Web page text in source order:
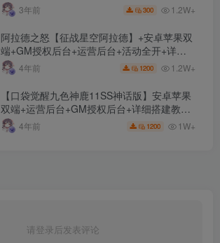
3年前 300 1.2W+
阿拉德之怒【征战星空阿拉德】+安卓苹果双
端+GM授权后台+运营后台+活动全开+详细
教程 4年前 1200 1.2W+
【口袋觉醒九色神鹿11SS神话版】安卓苹果
双端+运营后台+GM授权后台+详细搭建教
程。 4年前 1200 1W+
请登录后发表评论